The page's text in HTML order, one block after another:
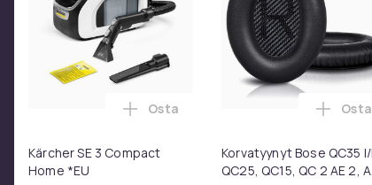
Kärcher SE 3 Compact
Home *EU
Lisää Kärcher SE 3 Compact Home
Osta
Korvatyynyt Bose QC35 I/
QC25, QC15, QC 2 AE 2,
Osta